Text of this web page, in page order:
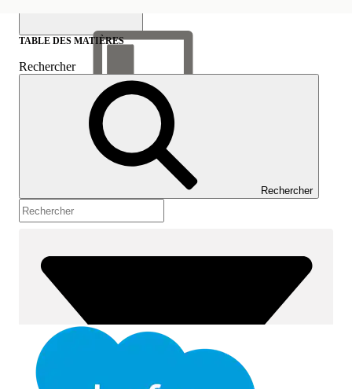
Afficher la table des
matières
Table des matières
TABLE DES MATIÈRES
Rechercher
Rechercher